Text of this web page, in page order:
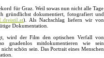
für Graz. Weil sowas nun nicht alle Tage
gründlichst dokumentiert, fotografiert und
). Als Nachschlag liefern wir von
Dokumentation.
wird der Film den optischen Verfall von
gnadenlos mitdokumentieren wie sein
schön sein. Das Portrait eines Menschen